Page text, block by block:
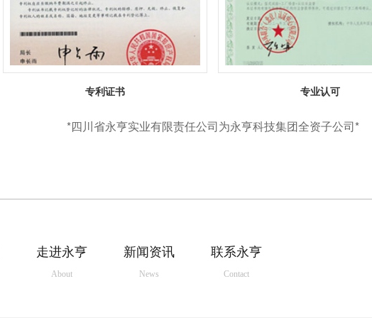
专利证书 专业认可
*四川省永亨实业有限责任公司为永亨科技集团全资子公司*
走进永亨
About
新闻资讯
News
联系永亨
Contact